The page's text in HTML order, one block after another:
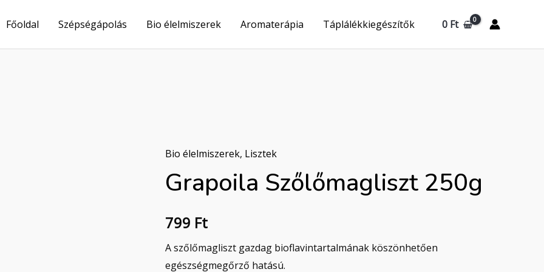
Főoldal Szépségápolás Bio élelmiszerek Aromaterápia Táplálékkiegészítők 0 Ft
Bio élelmiszerek, Lisztek
Grapoila Szőlőmagliszt 250g
799 Ft
A szőlőmagliszt gazdag bioflavintartalmának köszönhetően
egészségmegőrző hatású.